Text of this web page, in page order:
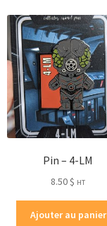
Pin – 4-LM
8.50$ HT
Ajouter au panier